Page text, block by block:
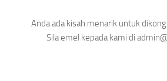
Anda ada kisah menarik untuk
Sila emel kepada kami di